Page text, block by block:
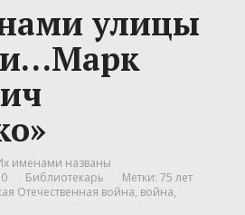
улицы
именами названы
Библиотекарь Метки:75 лет
Отечественная война, война,